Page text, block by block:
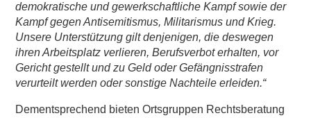
demokratische und gewerkschaftliche Kampf sowie der
Kampf gegen Antisemitismus, Militarismus und Krieg.
Unsere Unterstützung gilt denjenigen, die deswegen
ihren Arbeitsplatz verlieren, Berufsverbot erhalten, vor
Gericht gestellt und zu Geld oder Gefängnisstrafen
verurteilt werden oder sonstige Nachteile erleiden.“
Dementsprechend bieten Ortsgruppen Rechtsberatung